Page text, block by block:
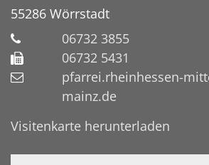
55286 Wörrstadt
06732 3855
06732 5431
pfarrei.rheinhessen-
mainz.de
Visitenkarte herunterladen